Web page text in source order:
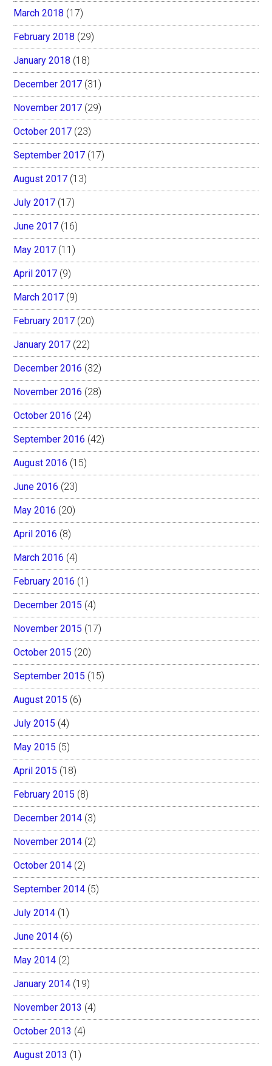
March 2018 (17)
February 2018 (29)
January 2018 (18)
December 2017 (31)
November 2017 (29)
October 2017 (23)
September 2017 (17)
August 2017 (13)
July 2017 (17)
June 2017 (16)
May 2017 (11)
April 2017 (9)
March 2017 (9)
February 2017 (20)
January 2017 (22)
December 2016 (32)
November 2016 (28)
October 2016 (24)
September 2016 (42)
August 2016 (15)
June 2016 (23)
May 2016 (20)
April 2016 (8)
March 2016 (4)
February 2016 (1)
December 2015 (4)
November 2015 (17)
October 2015 (20)
September 2015 (15)
August 2015 (6)
July 2015 (4)
May 2015 (5)
April 2015 (18)
February 2015 (8)
December 2014 (3)
November 2014 (2)
October 2014 (2)
September 2014 (5)
July 2014 (1)
June 2014 (6)
May 2014 (2)
January 2014 (19)
November 2013 (4)
October 2013 (4)
August 2013 (1)